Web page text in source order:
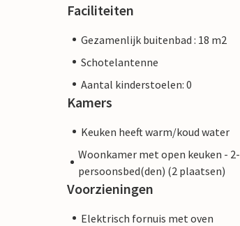
Faciliteiten
Gezamenlijk buitenbad : 18 m2
Schotelantenne
Aantal kinderstoelen: 0
Kamers
Keuken heeft warm/koud water
Woonkamer met open keuken - 2-
persoonsbed(den) (2 plaatsen)
Voorzieningen
Elektrisch fornuis met oven